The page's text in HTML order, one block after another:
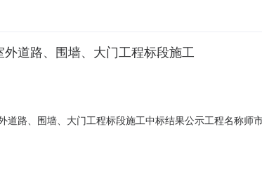
道路、围墙、大门工程标段施工
道路、围墙、大门工程标段施工中标结果公示工程名称
佰叁拾肆万叁仟壹佰捌拾伍元壹角贰分工期2017年7月